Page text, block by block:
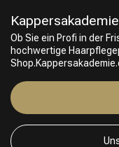
Kappersakademie
Ob Sie ein Profi in der
hochwertige